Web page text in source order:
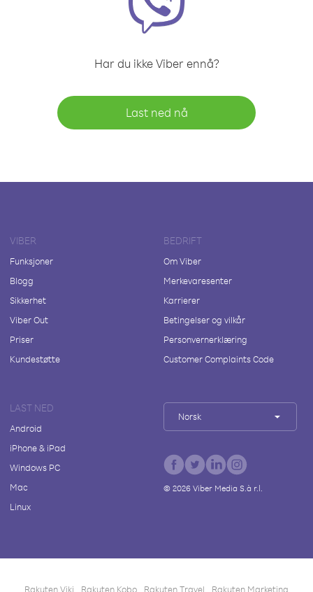
Har du ikke Viber ennå?
Last ned nå
VIBER
Funksjoner
Blogg
Sikkerhet
Viber Out
Priser
Kundestøtte
BEDRIFT
Om Viber
Merkevaresenter
Karrierer
Betingelser og vilkår
Personvernerklæring
Customer Complaints Code
LAST NED
Android
iPhone & iPad
Windows PC
Mac
Linux
Norsk
© 2026Viber Media S.à r.l.
Rakuten Viki Rakuten Kobo Rakuten Travel Rakuten Marketing